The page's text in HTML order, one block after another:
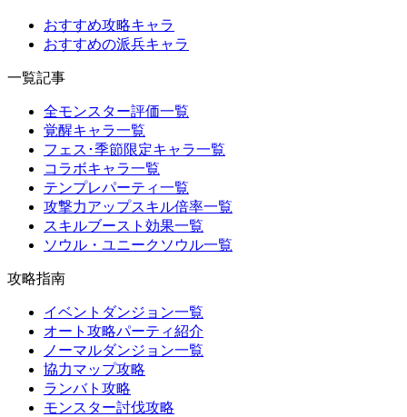
おすすめ攻略キャラ
おすすめの派兵キャラ
一覧記事
全モンスター評価一覧
覚醒キャラ一覧
フェス･季節限定キャラ一覧
コラボキャラ一覧
テンプレパーティ一覧
攻撃力アップスキル倍率一覧
スキルブースト効果一覧
ソウル・ユニークソウル一覧
攻略指南
イベントダンジョン一覧
オート攻略パーティ紹介
ノーマルダンジョン一覧
協力マップ攻略
ランバト攻略
モンスター討伐攻略